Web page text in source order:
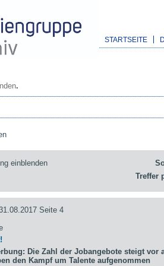
STARTSEITE
.
einblenden
Treffer
Seite 4
Die Zahl der Jobangebote steigt vor
den Kampf um Talente aufgenommen